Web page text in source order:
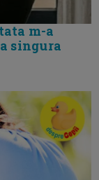
m-a
singura